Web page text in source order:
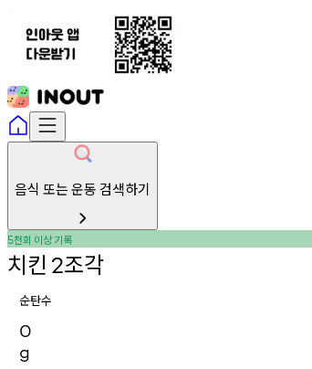
음식 또는 운동 검색하기
5천회 이상기록
치킨 2조각
순탄수
0
g